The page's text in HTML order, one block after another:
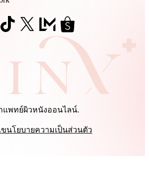
แพทย์ผิวหนังออนไลน์.
นโยบายความเป็นส่วนตัว